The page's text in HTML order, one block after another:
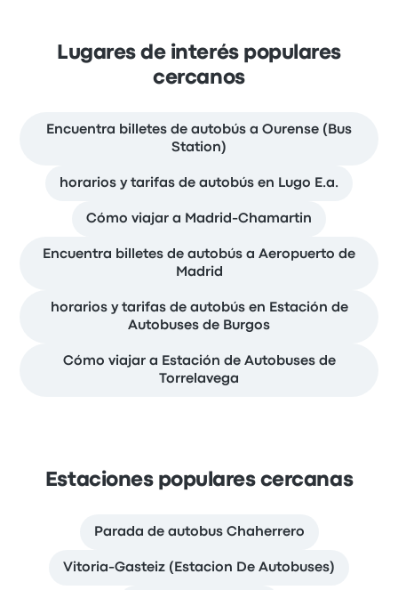
Lugares de interés populares
cercanos
Encuentra billetes de autobús a Ourense (Bus
Station)
horarios y tarifas de autobús en Lugo E.a.
Cómo viajar a Madrid-Chamartin
Encuentra billetes de autobús a Aeropuerto de
Madrid
horarios y tarifas de autobús en Estación de
Autobuses de Burgos
Cómo viajar a Estación de Autobuses de
Torrelavega
Estaciones populares cercanas
Parada de autobus Chaherrero
Vitoria-Gasteiz (Estacion De Autobuses)